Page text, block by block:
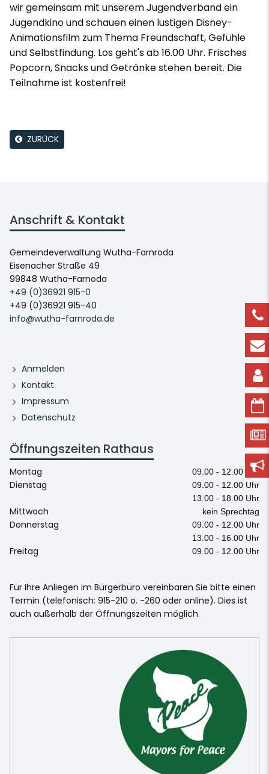
wir gemeinsam mit unserem Jugendverband ein
Jugendkino und schauen einen lustigen Disney-
Animationsfilm zum Thema Freundschaft, Gefühle
und Selbstfindung. Los geht's ab 16.00 Uhr. Frisches
Popcorn, Snacks und Getränke stehen bereit. Die
Teilnahme ist kostenfrei!
ZURÜCK
Anschrift & Kontakt
Gemeindeverwaltung Wutha-Farnroda
Eisenacher Straße 49
99848 Wutha-Farnoda
+49 (0)36921 915-0
+49 (0)36921 915-40
info@wutha-farnroda.de
Anmelden
Kontakt
Impressum
Datenschutz
Öffnungszeiten Rathaus
Montag 09.00 - 12.00 Uhr
Dienstag
09.00 - 12.00 Uhr
13.00 - 18.00 Uhr
Mittwoch kein Sprechtag
Donnerstag
09.00 - 12.00 Uhr
13.00 - 16.00 Uhr
Freitag 09.00 - 12.00 Uhr
Für Ihre Anliegen im Bürgerbüro vereinbaren Sie bitte einen
Termin (telefonisch: 915-210 o. -260 oder online). Dies ist
auch außerhalb der Öffnungszeiten möglich.